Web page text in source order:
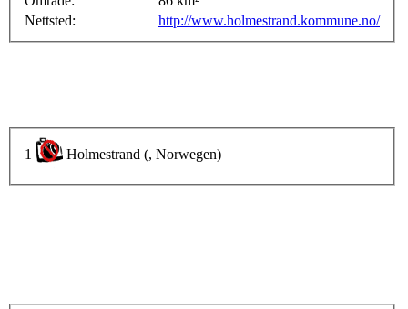
Nettsted:
http://www.holmestrand.kommune.no/
1 Holmestrand (, Norwegen)